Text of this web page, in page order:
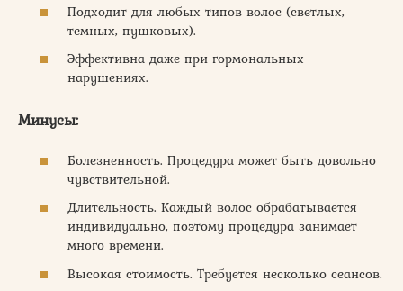
Подходит для любых типов волос (светлых,
темных, пушковых).
Эффективна даже при гормональных
нарушениях.
Минусы:
Болезненность. Процедура может быть довольно
чувствительной.
Длительность. Каждый волос обрабатывается
индивидуально, поэтому процедура занимает
много времени.
Высокая стоимость. Требуется несколько сеансов.